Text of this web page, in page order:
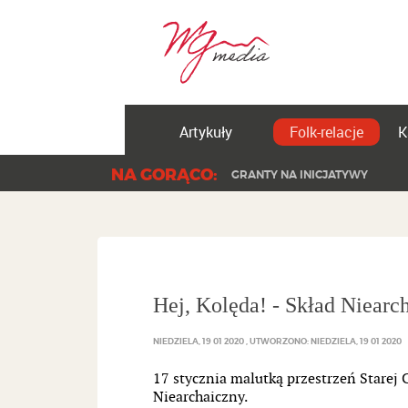
Artykuły Folk-relacje
NA GORĄCO: GRANTY NA INICJATYWY
Hej, Kolęda! - Skład
NIEDZIELA, 19 01 2020 UTWORZONO: NIEDZIELA, 19 01 2020
17 stycznia malutką przestrzeń Starej
Niearchaiczny.